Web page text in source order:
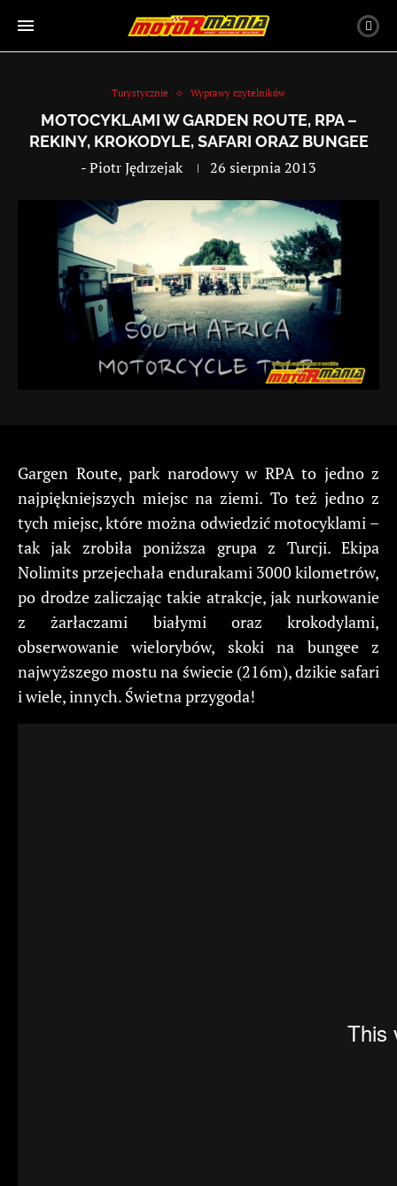
Turystycznie Wyprawy czytelników
MOTOCYKLAMI W GARDEN ROUTE, RPA –
REKINY, KROKODYLE, SAFARI ORAZ BUNGEE
-Piotr Jędrzejak 26 sierpnia 2013
Gargen Route, park narodowy w RPA to jedno z
najpiękniejszych miejsc na ziemi. To też jedno z
tych miejsc, które można odwiedzić motocyklami –
tak jak zrobiła poniższa grupa z Turcji. Ekipa
Nolimits przejechała endurakami 3000 kilometrów,
po drodze zaliczając takie atrakcje, jak nurkowanie
z żarłaczami białymi oraz krokodylami,
obserwowanie wielorybów, skoki na bungee z
najwyższego mostu na świecie (216m), dzikie safari
i wiele, innych. Świetna przygoda!